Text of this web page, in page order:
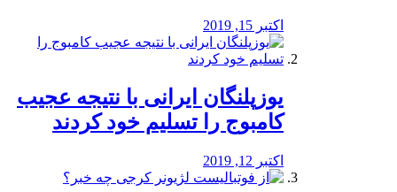
اکتبر 15, 2019
یوزپلنگان ایرانی با نتیجه عجیب
کامبوج را تسلیم خود کردند
اکتبر 12, 2019